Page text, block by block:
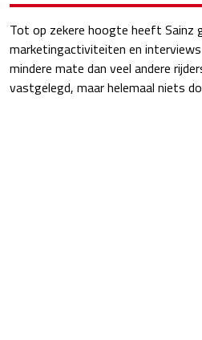
Tot op zekere hoogte heeft Sainz
marketingactiviteiten en
mindere mate dan veel andere
vastgelegd, maar helemaal niets